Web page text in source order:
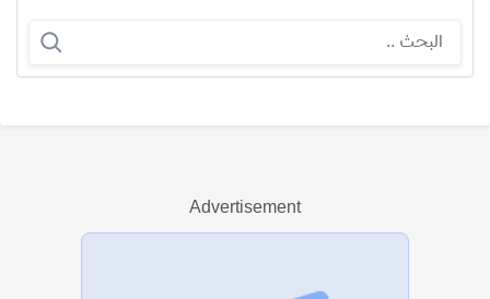
عرض الكل
Advertisement